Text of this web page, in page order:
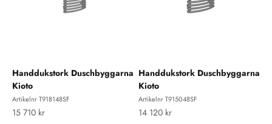
Handdukstork Duschbyggarna
Kioto
Artikelnr T918148SF
REA-pris
15 710 kr
Handdukstork Duschbyggarna
Kioto
Artikelnr T915048SF
REA-pris
14 120 kr